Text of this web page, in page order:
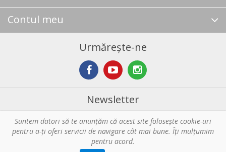
Contul meu
Urmărește-ne
Newsletter
Abonare
Copyright © 2026 Horeca - Pentru profesionistii din bucatarie. Toate
Suntem datori să te anunţăm că acest site foloseşte cookie-uri
pentru a-ți oferi servicii de navigare cât mai bune. Îţi mulțumim
pentru acord.